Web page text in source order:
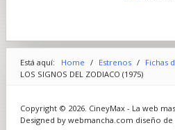
Está aquí: Home / Estrenos / Fichas
LOS SIGNOS DEL ZODIACO (1975)
Copyright © 2026. CineyMax - La web
Designed by webmancha.com diseño de